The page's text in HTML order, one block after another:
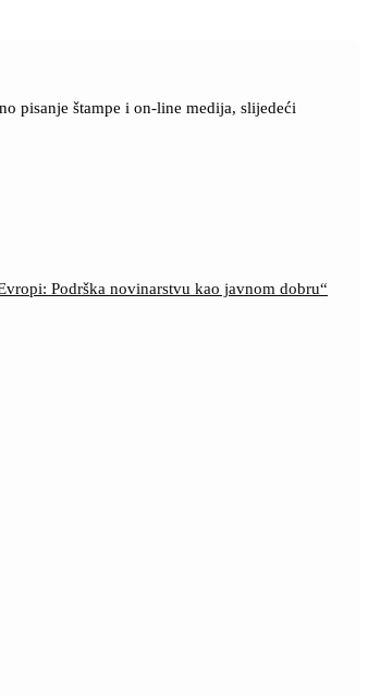
pisanje štampe i on-line medija, slijedeći
Podrška novinarstvu kao javnom dobru“